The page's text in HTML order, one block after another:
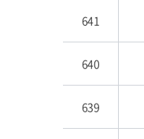
641
640
639